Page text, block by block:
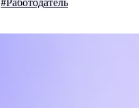
#Работодатель